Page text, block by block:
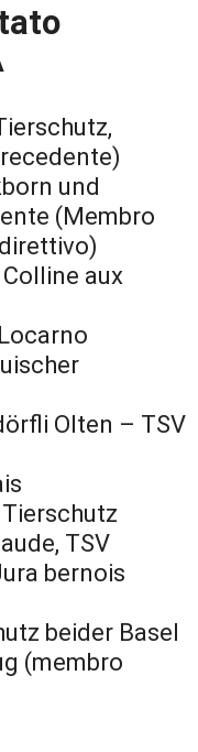
und
(Membro
Colline aux
Olten – TSV
TSV
bernois
beider Basel
(membro